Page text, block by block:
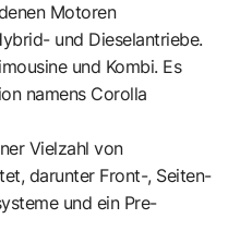
Motoren
und Dieselantriebe.
und Kombi. Es
namens Corolla
Vielzahl von
darunter Front-, Seiten-
und ein Pre-